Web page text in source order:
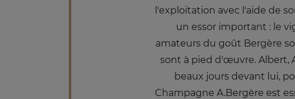
l'exploitation avec l'aide de
un essor important : le
amateurs du goût Bergère
sont à pied d'œuvre. Albert,
beaux jours devant lui,
Champagne A.Bergère est